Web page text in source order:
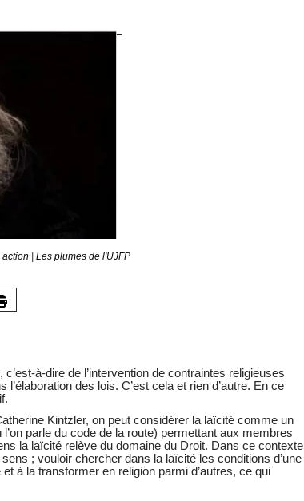
action Les plumes de l'UJFP
à-dire de l’intervention de contraintes religieuses
des lois. C’est cela et rien d’autre. En ce
Kintzler, on peut considérer la laïcité comme un
parle du code de la route) permettant aux membres
la laïcité relève du domaine du Droit. Dans ce contexte
; vouloir chercher dans la laïcité les conditions d’une
à la transformer en religion parmi d’autres, ce qui